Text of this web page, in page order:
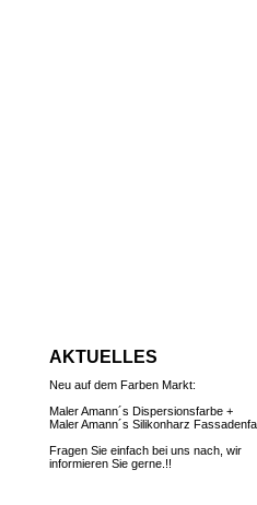
AKTUELLES
Neu auf dem Farben Markt:
Maler Amann´s Dispersionsfarbe +
Maler Amann´s Silikonharz
Fragen Sie einfach bei uns nach, wir
informieren Sie gerne.!!